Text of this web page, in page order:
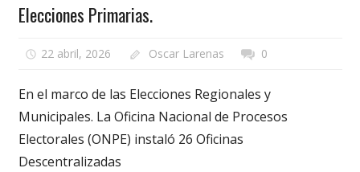
Elecciones Primarias.
22 abril, 2026 Oscar Larenas 0
En el marco de las Elecciones Regionales y
Municipales. La Oficina Nacional de Procesos
Electorales (ONPE) instaló 26 Oficinas
Descentralizadas